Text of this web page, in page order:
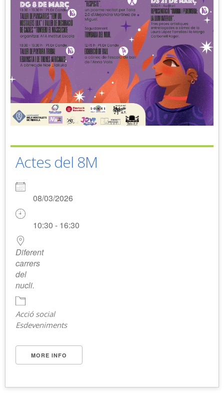
Actes del 8M
08/03/2026
10:30 - 16:30
Diferent
carrers
del
nucli.
Acció social
Esdeveniments
MORE INFO